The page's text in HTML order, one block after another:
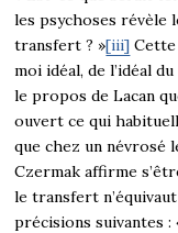
les psychoses révèle
transfert ? »[iii] Cette
moi idéal, de l’idéal
le propos de Lacan
ouvert ce qui
que chez un névrosé
Czermak affirme
le transfert
précisions suivantes :